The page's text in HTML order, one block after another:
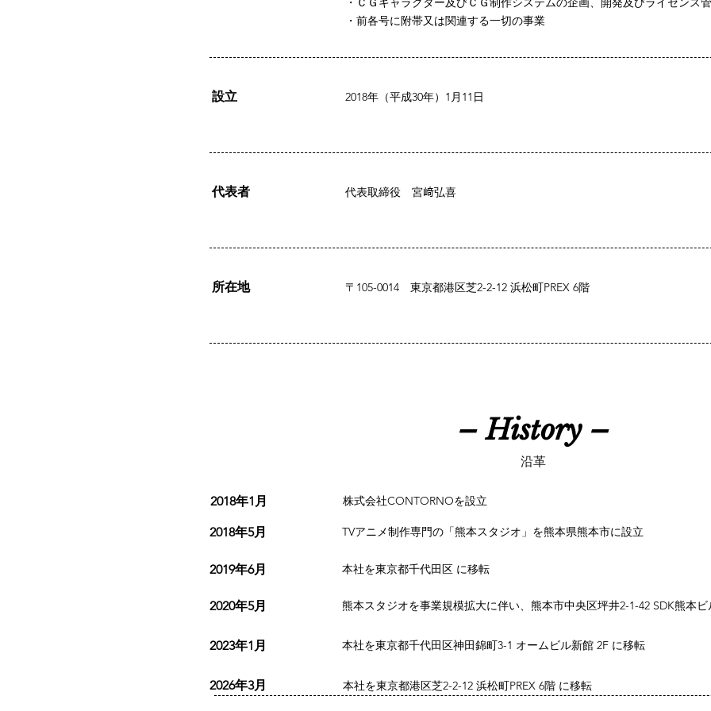
・前各号に附帯又は関連する一切の事業
設立 2018年（平成30年）1月11日
代表者 代表取締役 宮﨑弘喜
所在地 〒105-0014 東京都港区芝2-2-12 浜松町PREX 6階
– History –
沿革
2018年5月 TVアニメ制作専門の「熊本スタジオ」を熊本県熊本市に設立
2020年5月 熊本スタジオを事業規模拡大に伴い、熊本市中央区坪井2-1-42 SDK熊本
2023年1月 本社を東京都千代田区神田錦町3-1 オームビル新館 2F に移転
2018年1月 株式会社CONTORNOを設立
2019年6月 本社を東京都千代田区 に移転
2026年3月 本社を東京都港区芝2-2-12 浜松町PREX 6階 に移転